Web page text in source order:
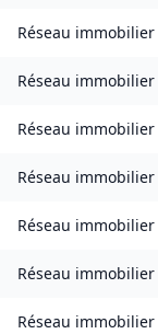
Réseau immobilier
Réseau immobilier
Réseau immobilier
Réseau immobilier
Réseau immobilier
Réseau immobilier
Réseau immobilier